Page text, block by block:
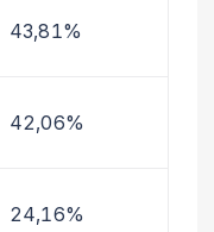
43,81%
42,06%
24,16%